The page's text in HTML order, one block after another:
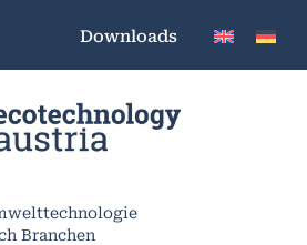
Downloads
Branchen